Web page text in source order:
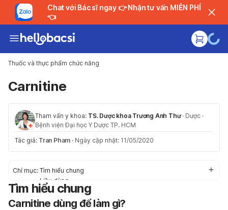
Chat với Bác sĩ ngay 👉 Nhận tư vấn MIỄN PHÍ
👈
Thuốc và thực phẩm chức năng
Carnitine
Tham vấn y khoa: TS. Dược khoa Trương Anh Thư · Dược ·
Bệnh viện Đại học Y Dược TP. HCM
Tác giả: Tran Pham · Ngày cập nhật: 11/05/2020
Chỉ mục: Tìm hiểu chung
Liều dùng
Tác dụng phụ
Điều cần thận trọng
Tìm hiểu chung
Carnitine dùng để làm gì?